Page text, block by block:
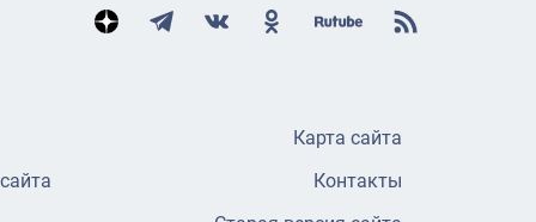
Карта сайта
Контакты